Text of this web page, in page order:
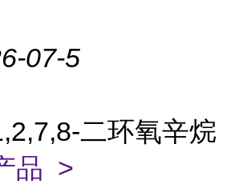
07-5
二环氧辛烷
品 >